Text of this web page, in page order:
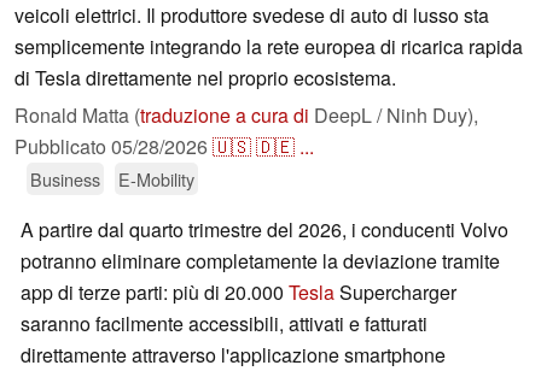
veicoli elettrici. Il produttore svedese di auto di lusso sta
semplicemente integrando la rete europea di ricarica rapida
di Tesla direttamente nel proprio ecosistema.
Ronald Matta (traduzione a cura di DeepL / Ninh Duy),
Pubblicato 05/28/2026🇺🇸🇩🇪 ...
Business E-Mobility
A partire dal quarto trimestre del 2026, i conducenti Volvo
potranno eliminare completamente la deviazione tramite
app di terze parti: più di 20.000 TeslaSupercharger
saranno facilmente accessibili, attivati e fatturati
direttamente attraverso l'applicazione smartphone